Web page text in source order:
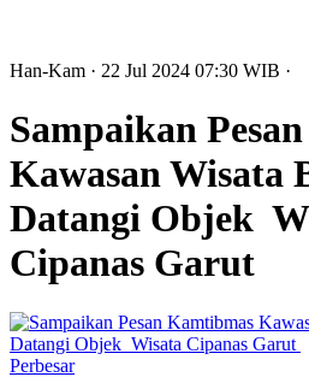
Han-Kam · 22 Jul 2024 07:30 WIB ·
Sampaikan
Kawasan Wisata
Datangi Objek
Cipanas Garut
Perbesar